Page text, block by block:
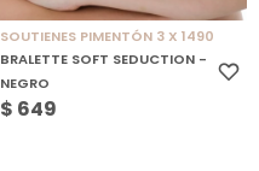
SOUTIENES PIMENTÓN 3 X 1490
BRALETTE SOFT SEDUCTION -
NEGRO
$ 649